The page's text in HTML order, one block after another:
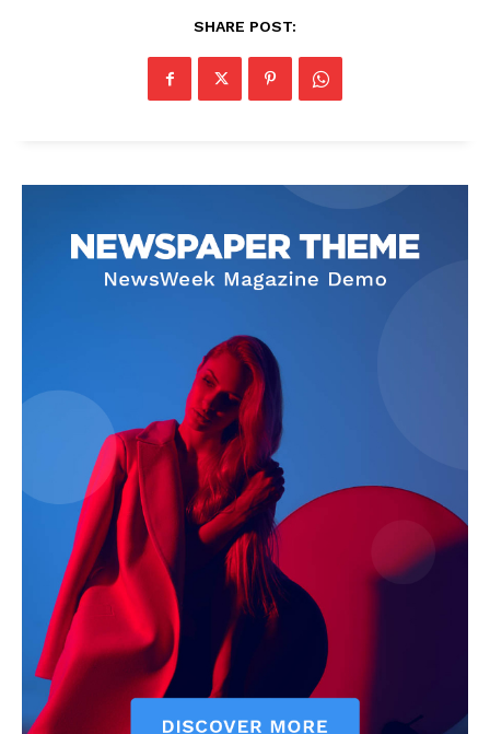
News Week
Magazine PRO
SHARE POST: